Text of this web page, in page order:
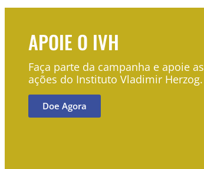
APOIE O IVH
Faça parte da campanha e apoie as
ações do Instituto Vladimir Herzog.
Doe Agora